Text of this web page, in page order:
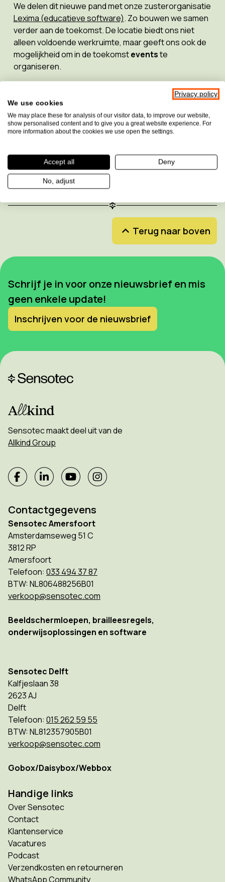
We delen dit nieuwe pand met onze zusterorganisatie
Lexima (educatieve software). Zo bouwen we samen
verder aan de toekomst. De locatie biedt ons niet
alleen voldoende werkruimte, maar geeft ons ook de
mogelijkheid om in de toekomsteventste
organiseren.
Wens je op de hoogte te blijven van onze plannen?
Volg dan onze website, mailings en sociale
mediakanalen voor meer informatie over onze
activiteiten.
Amsterdamseweg 51 C, 3812 RB Amersfoort.
Onstelefoonnummerblijft hetzelfde: 033 494 37 87.
Terug naar boven
Schrijf je in voor onze nieuwsbrief en mis
geen enkele update!
Inschrijven voor de nieuwsbrief
Sensotec maakt deel uit van de
Allkind Group
Contactgegevens
Sensotec Amersfoort
Amsterdamseweg 51 C
3812 RP
Amersfoort
Telefoon: 033 494 37 87
BTW: NL806488256B01
verkoop@sensotec.com
Beeldschermloepen, brailleesregels,
onderwijsoplossingen en software
Sensotec Delft
Kalfjeslaan 38
2623 AJ
Delft
Telefoon: 015 262 59 55
BTW: NL812357905B01
verkoop@sensotec.com
Gobox/Daisybox/Webbox
Handige links
Over Sensotec
Contact
Klantenservice
Vacatures
Podcast
Verzendkosten en retourneren
WhatsApp Community
Privacy policy
We use cookies
We may place these for analysis of our visitor data, to improve our website,
show personalised content and to give you a great website experience. For
more information about the cookies we use open the settings.
Accept all Deny
No, adjust